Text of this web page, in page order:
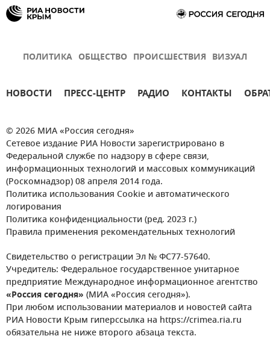
ПОЛИТИКА ОБЩЕСТВО ПРОИСШЕСТВИЯ ВИЗУАЛ
НОВОСТИ ПРЕСС-ЦЕНТР РАДИО КОНТАКТЫ
© 2026 МИА «Россия сегодня»
Сетевое издание РИА Новости зарегистрировано в
Федеральной службе по надзору в сфере связи,
информационных технологий и массовых коммуникаций
(Роскомнадзор) 08 апреля 2014 года.
Политика использования Cookie и автоматического
логирования
Политика конфиденциальности (ред. 2023 г.)
Правила применения рекомендательных технологий
Свидетельство о регистрации Эл № ФС77-57640.
Учредитель: Федеральное государственное унитарное
предприятие Международное информационное агентство
«Россия сегодня» (МИА «Россия сегодня»).
При любом использовании материалов и новостей сайта
РИА Новости Крым гиперссылка на https://crimea.ria.ru
обязательна не ниже второго абзаца текста.